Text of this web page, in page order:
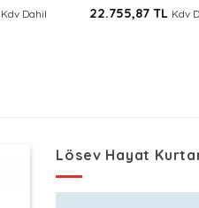
Kdv Dahil
5 üzerinden
22.755,87TL Kdv
Lösev Hayat